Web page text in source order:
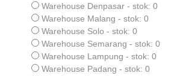
Warehouse Denpasar - stok: 0
Warehouse Malang - stok: 0
Warehouse Solo - stok: 0
Warehouse Semarang - stok: 0
Warehouse Lampung - stok: 0
Warehouse Padang - stok: 0